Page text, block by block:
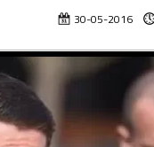
30-05-2016